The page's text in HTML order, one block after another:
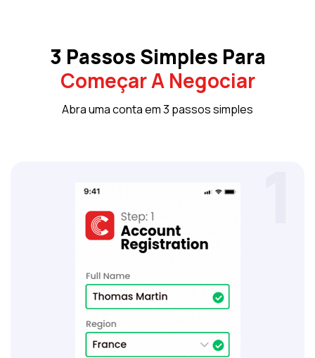
3 Passos Simples Para
Começar A Negociar
Abra uma conta em 3 passos simples